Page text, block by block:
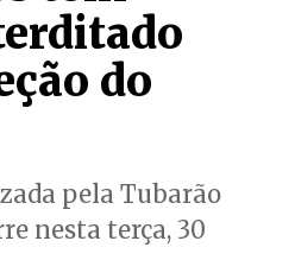
do
pela Tubarão
nesta terça, 30